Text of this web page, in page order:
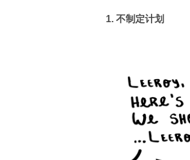
1. 不制定计划